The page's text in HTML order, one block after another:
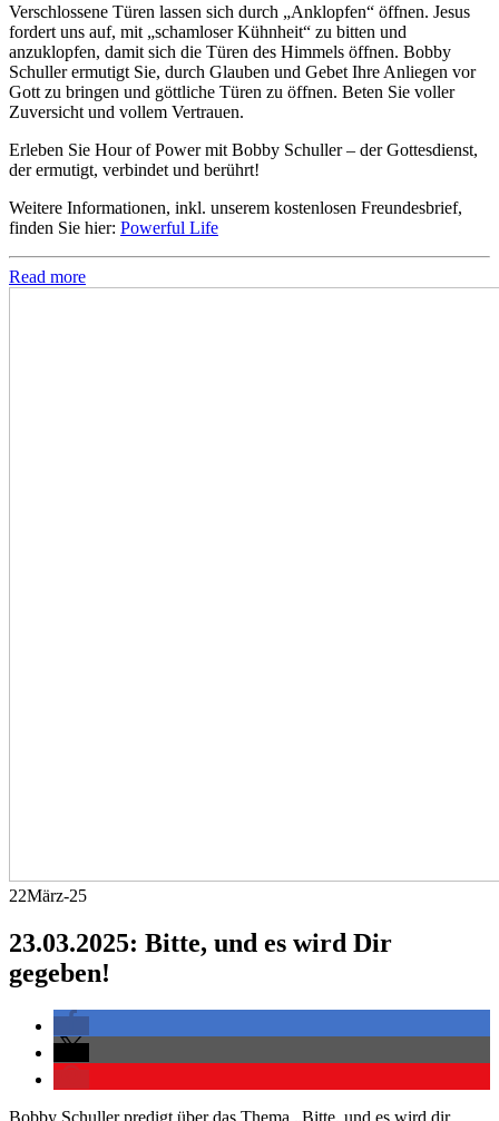
Verschlossene Türen lassen sich durch „Anklopfen“ öffnen. Jesus
fordert uns auf, mit „schamloser Kühnheit“ zu bitten und
anzuklopfen, damit sich die Türen des Himmels öffnen. Bobby
Schuller ermutigt Sie, durch Glauben und Gebet Ihre Anliegen vor
Gott zu bringen und göttliche Türen zu öffnen. Beten Sie voller
Zuversicht und vollem Vertrauen.
Erleben Sie Hour of Power mit Bobby Schuller – der Gottesdienst,
der ermutigt, verbindet und berührt!
Weitere Informationen, inkl. unserem kostenlosen Freundesbrief,
finden Sie hier: Powerful Life
Read more
22März-25
23.03.2025: Bitte, und es wird Dir
gegeben!